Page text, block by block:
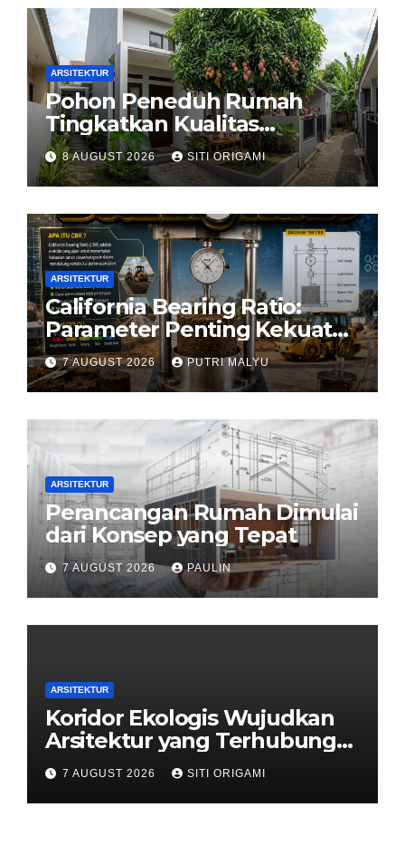
ARSITEKTUR
Pohon Peneduh Rumah
Tingkatkan Kualitas
Arsitektur Hunian
8 AUGUST 2026 SITI ORIGAMI
ARSITEKTUR
California Bearing Ratio:
Parameter Penting Kekuatan
Tanah Konstruksi
7 AUGUST 2026 PUTRI MALYU
ARSITEKTUR
Perancangan Rumah Dimulai
dari Konsep yang Tepat
7 AUGUST 2026 PAULIN
ARSITEKTUR
Koridor Ekologis Wujudkan
Arsitektur yang Terhubung
dengan Alam
7 AUGUST 2026 SITI ORIGAMI